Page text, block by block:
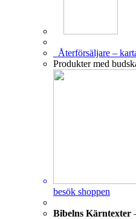
Återförsäljare –
Produkter med
besök shoppen
Bibelns Kärntexter